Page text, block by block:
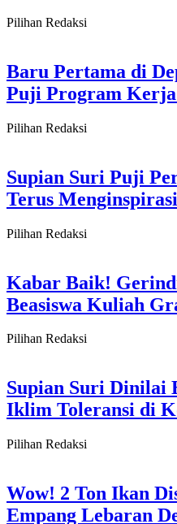
Pilihan Redaksi
Baru Pertama di
Puji Program
Pilihan Redaksi
Supian Suri Puji
Terus
Pilihan Redaksi
Kabar Baik!
Beasiswa Kuliah
Pilihan Redaksi
Supian Suri Dinilai
Iklim Toleransi di
Pilihan Redaksi
Wow! 2 Ton Ikan
Empang Lebaran